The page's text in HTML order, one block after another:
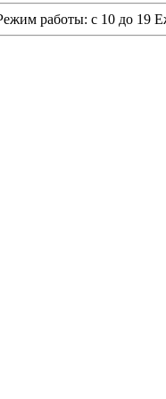
работы: с 10 до 19